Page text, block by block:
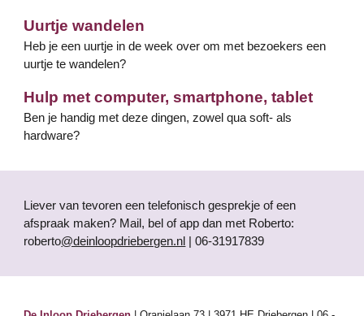
Uurtje wandelen
Heb je een uurtje in de week over om met bezoekers een
uurtje te wandelen?
Hulp met computer, smartphone, tablet
Ben je handig met deze dingen, zowel qua soft- als
hardware?
Liever van tevoren een telefonisch gesprekje of een
afspraak maken? Mail, bel of app dan met Roberto:
roberto@deinloopdriebergen.nl | 06-31917839